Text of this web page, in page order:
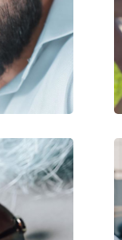
305/S 086 9O 54